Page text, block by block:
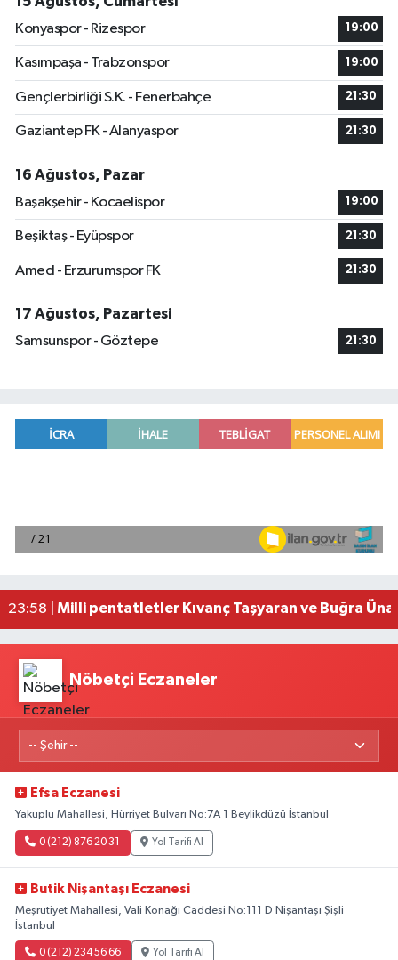
Konyaspor - Rizespor
19:00
Kasımpaşa - Trabzonspor 19:00
Gençlerbirliği S.K. - Fenerbahçe 21:30
Gaziantep FK - Alanyaspor 21:30
16 Ağustos, Pazar
Başakşehir - Kocaelispor
19:00
Beşiktaş - Eyüpspor 21:30
Amed - Erzurumspor FK 21:30
17 Ağustos, Pazartesi
Samsunspor - Göztepe
21:30
00:39 |
Mersin'de uyuşturucu operasyonunda 190
23:58 | Milli pentatletler Kıvanç Taşyaran ve Buğra
Nöbetçi Eczaneler
Efsa Eczanesi
Yakuplu Mahallesi, Hürriyet Bulvarı No:7A 1 Beylikdüzü İstanbul
0 (212) 876 20 31 Yol Tarifi Al
Butik Nişantaşı Eczanesi
Meşrutiyet Mahallesi, Vali Konağı Caddesi No:111 D Nişantaşı Şişli
İstanbul
0 (212) 234 56 66 Yol Tarifi Al